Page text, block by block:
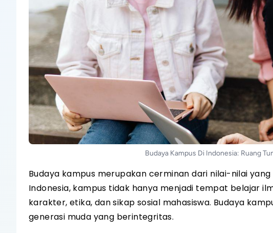
Budaya Kampus Di Indonesia: Ruang
Budaya kampus merupakan cerminan dari nilai-nilai
Indonesia, kampus tidak hanya menjadi tempat belajar
karakter, etika, dan sikap sosial mahasiswa. Budaya
generasi muda yang berintegritas.